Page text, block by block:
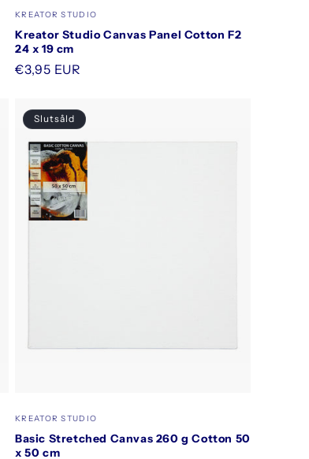
Säljare:
KREATOR STUDIO
Kreator Studio Canvas Panel Cotton F2
24 x 19 cm
Ordinarie
€3,95 EUR
Slutsåld
Säljare:
KREATOR STUDIO
Basic Stretched Canvas 260 g Cotton 50
x 50 cm